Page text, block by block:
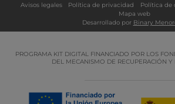
Avisos legales Política de privacidad Política de
Mapa web
Desarrollado por Binary
PROGRAMA KIT DIGITAL FINANCIADO POR LOS
DEL MECANISMO DE RECUPERACIÓN Y